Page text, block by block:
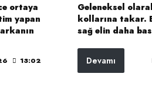
ortaya
yapan
13:02
Geleneksel
kollarına takar.
sağ elin daha
Bunun temel
Devamı